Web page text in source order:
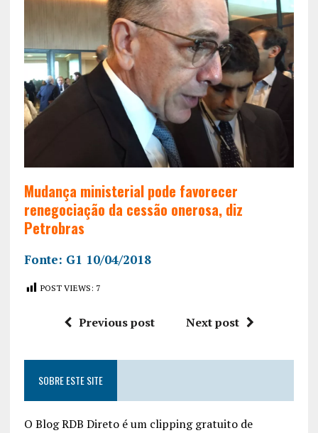
Mudança ministerial pode favorecer
renegociação da cessão onerosa, diz
Petrobras
Fonte: G1 10/04/2018
POST VIEWS: 7
Previous post Next post
SOBRE ESTE SITE
O Blog RDB Direto é um clipping gratuito de